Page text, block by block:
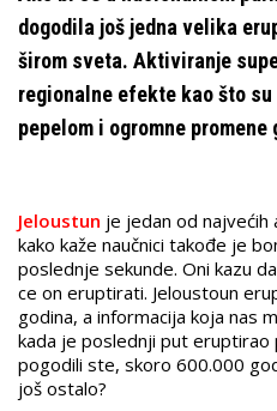
dogodila još jedna velika
širom sveta. Aktiviranje
regionalne efekte kao što
pepelom i ogromne
Jeloustun je jedan od najvećih
kako kaže naučnici takođe je
poslednje sekunde. Oni kazu
ce on eruptirati. Jeloustoun
godina, a informacija koja nas
kada je poslednji put eruptirao
pogodili ste, skoro 600.000
još ostalo?